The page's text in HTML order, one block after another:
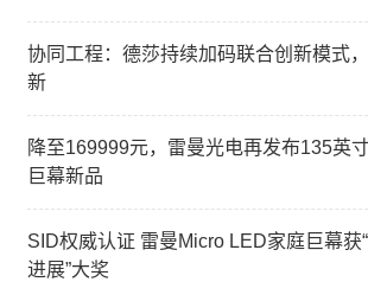
协同工程：德莎持续加码联合创新模式
新
降至169999元，雷曼光电再发布135英
巨幕新品
SID权威认证 雷曼Micro LED家庭巨幕获
进展”大奖